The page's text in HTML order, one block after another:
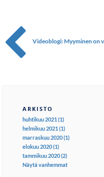
Videoblogi: Myyminen on
ARKISTO
huhtikuu 2021 (1)
helmikuu 2021 (1)
marraskuu 2020 (1)
elokuu 2020 (1)
tammikuu 2020 (2)
Näytä vanhemmat